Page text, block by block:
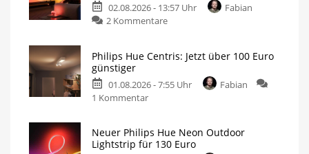
02.08.2026 - 13:57 Uhr
Fabian
2 Kommentare
Philips Hue Centris: Jetzt über 100 Euro
günstiger
01.08.2026 - 7:55 Uhr
Fabian
1 Kommentar
Neuer Philips Hue Neon Outdoor
Lightstrip für 130 Euro